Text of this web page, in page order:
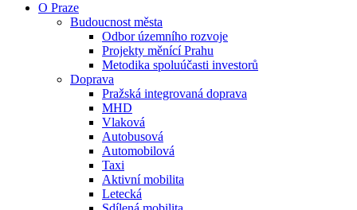
O Praze
Budoucnost města
Odbor územního rozvoje
Projekty měnící Prahu
Metodika spoluúčasti investorů
Doprava
Pražská integrovaná doprava
MHD
Vlaková
Autobusová
Automobilová
Taxi
Aktivní mobilita
Letecká